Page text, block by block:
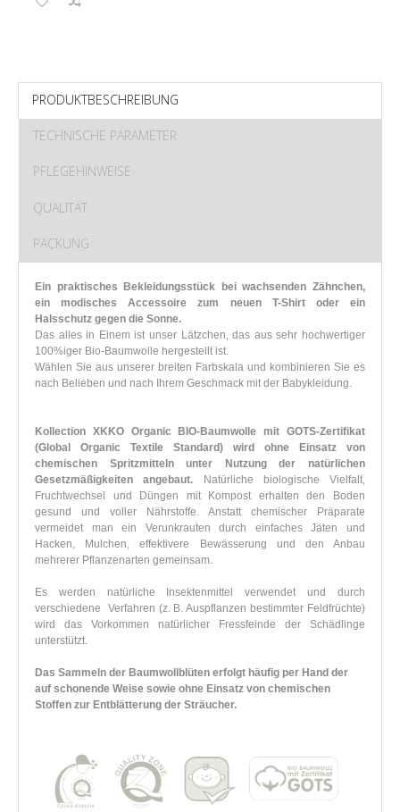
PRODUKTBESCHREIBUNG
TECHNISCHE PARAMETER
PFLEGEHINWEISE
QUALITÄT
PACKUNG
Ein praktisches Bekleidungsstück bei wachsenden Zähnchen,
ein modisches Accessoire zum neuen T-Shirt oder ein
Halsschutz gegen die Sonne.
Das alles in Einem ist unser Lätzchen, das aus sehr hochwertiger
100%iger Bio-Baumwolle hergestellt ist.
Wählen Sie aus unserer breiten Farbskala und kombinieren Sie es
nach Belieben und nach Ihrem Geschmack mit der Babykleidung.
Kollection XKKO Organic BIO-Baumwolle mit GOTS-Zertifikat
(Global Organic Textile Standard) wird ohne Einsatz von
chemischen Spritzmitteln unter Nutzung der natürlichen
Gesetzmäßigkeiten angebaut. Natürliche biologische Vielfalt,
Fruchtwechsel und Düngen mit Kompost erhalten den Boden
gesund und voller Nährstoffe. Anstatt chemischer Präparate
vermeidet man ein Verunkrauten durch einfaches Jäten und
Hacken, Mulchen, effektivere Bewässerung und den Anbau
mehrerer Pflanzenarten gemeinsam.
Es werden natürliche Insektenmittel verwendet und durch
verschiedene Verfahren (z. B. Auspflanzen bestimmter Feldfrüchte)
wird das Vorkommen natürlicher Fressfeinde der Schädlinge
unterstützt.
Das Sammeln der Baumwollblüten erfolgt häufig per Hand der
auf schonende Weise sowie ohne Einsatz von chemischen
Stoffen zur Entblätterung der Sträucher.